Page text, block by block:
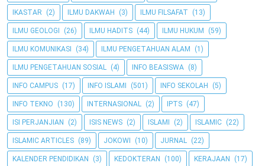
IKASTAR (2) ILMU DAKWAH (3) ILMU FILSAFAT (13)
ILMU GEOLOGI (26) ILMU HADITS (44) ILMU HUKUM (59)
ILMU KOMUNIKASI (34) ILMU PENGETAHUAN ALAM (1)
ILMU PENGETAHUAN SOSIAL (4) INFO BEASISWA (8)
INFO CAMPUS (17) INFO ISLAMI (501) INFO SEKOLAH (5)
INFO TEKNO (130) INTERNASIONAL (2) IPTS (47)
ISI PERJANJIAN (2) ISIS NEWS (2) ISLAMI (2) ISLAMIC (22)
ISLAMIC ARTICLES (89) JOKOWI (10) JURNAL (22)
KALENDER PENDIDIKAN (3) KEDOKTERAN (100) KERAJAAN (17)